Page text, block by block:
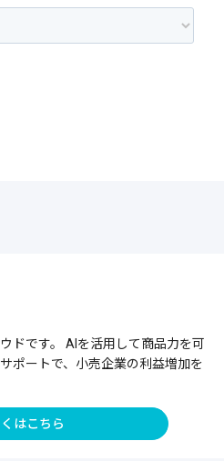
ドです。 AIを活用して商品力を可
ポートで、小売企業の利益増加を
はこちら